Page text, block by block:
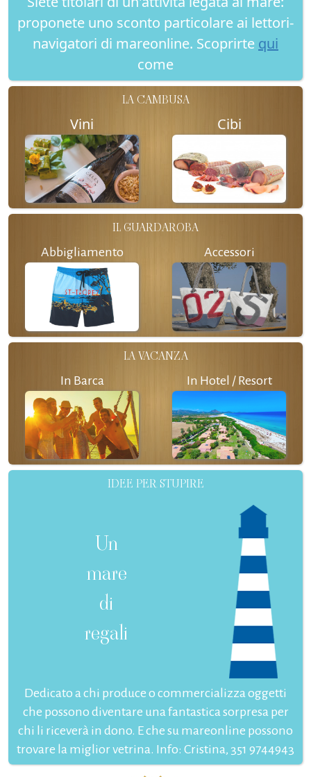
proponete uno sconto particolare ai lettori-
navigatori di mareonline. Scoprirte qui
come
LA CAMBUSA
Vini Cibi
IL GUARDAROBA
Abbigliamento Accessori
LA VACANZA
In Barca In Hotel / Resort
IDEE PER STUPIRE
Un
mare
di
regali
Dedicato a chi produce o commercializza oggetti
che possono diventare una fantastica sorpresa per
chi li riceverà in dono. E che su mareonline possono
trovare la miglior vetrina. Info: Cristina, 351 9744943